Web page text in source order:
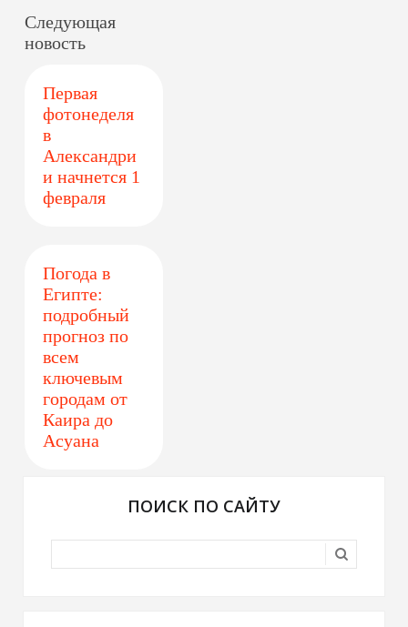
Следующая
новость
Первая
фотонеделя
в
Александри
и начнется 1
февраля
Погода в
Египте:
подробный
прогноз по
всем
ключевым
городам от
Каира до
Асуана
ПОИСК ПО САЙТУ